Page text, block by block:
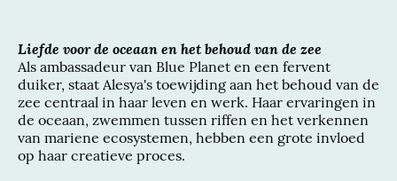
Liefde voor de oceaan en het behoud van de zee
Als ambassadeur van Blue Planet en een fervent
duiker, staat Alesya's toewijding aan het behoud van de
zee centraal in haar leven en werk. Haar ervaringen in
de oceaan, zwemmen tussen riffen en het verkennen
van mariene ecosystemen, hebben een grote invloed
op haar creatieve proces.